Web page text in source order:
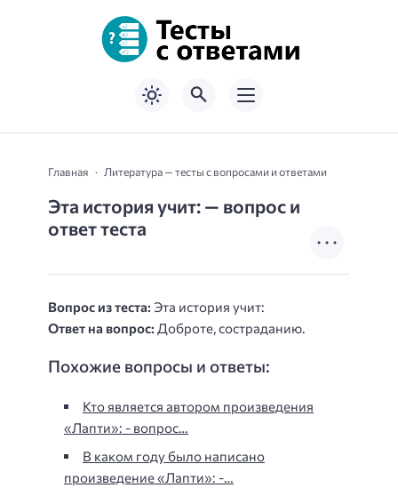
Главная Литература — тесты с вопросами и ответами
Эта история учит: — вопрос и
ответ теста
Вопрос из теста: Эта история учит:
Ответ на вопрос: Доброте, состраданию.
Похожие вопросы и ответы:
Кто является автором произведения
«Лапти»: - вопрос…
В каком году было написано
произведение «Лапти»: -…